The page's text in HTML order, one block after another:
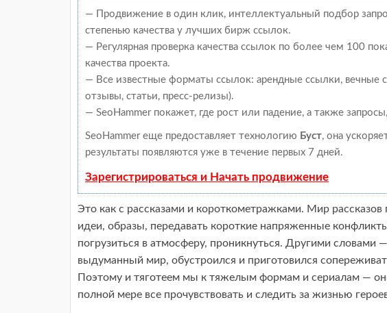
— Продвижение в один клик, интеллектуальный подбор
степенью качества у лучших бирж ссылок.
— Регулярная проверка качества ссылок по более чем 100
качества проекта.
— Все известные форматы ссылок: арендные ссылки, вечные
отзывы, статьи, пресс-релизы).
— SeoHammer покажет, где рост или падение, а также
SeoHammer еще предоставляет технологию Буст, она
результаты появляются уже в течение первых 7 дней.
Зарегистрироваться и Начать продвижение
Это как с рассказами и короткометражками. Мир рассказов
идеи, образы, передавать короткие напряженные
погрузиться в атмосферу, проникнуться. Другими словами
выдуманный мир, обустроился и приготовился
Поэтому и тяготеем мы к тяжелым формам и сериалам —
полной мере все прочувствовать и следить за жизнью